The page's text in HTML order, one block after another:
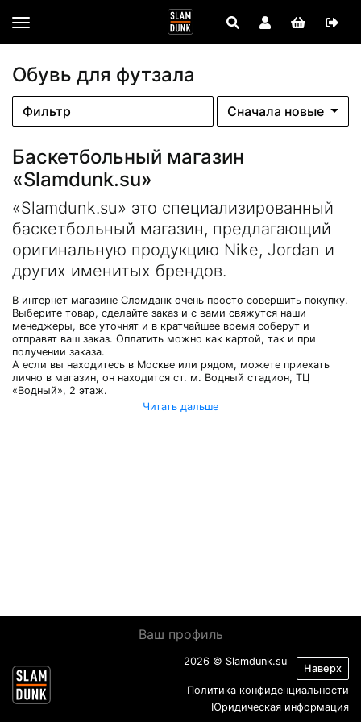
Обувь для футзала
Фильтр Сначала новые
Баскетбольный магазин
«Slamdunk.su»
«Slamdunk.su» это специализированный
баскетбольный магазин, предлагающий
оригинальную продукцию Nike, Jordan и
других именитых брендов.
В интернет магазине Слэмданк очень просто совершить покупку.
Выберите товар, сделайте заказ и с вами свяжутся наши
менеджеры, все уточнят и в кратчайшее время соберут и
отправят ваш заказ. Оплатить можно как картой, так и при
получении заказа.
А если вы находитесь в Москве или рядом, можете приехать
лично в магазин, он находится ст. м. Водный стадион, ТЦ
«Водный», 2 этаж.
Читать дальше
Ваш профиль
Наверх
Политика конфиденциальности
Юридическая информация
2026 © Slamdunk.su